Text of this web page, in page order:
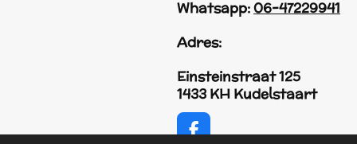
Whatsapp:06-47229941
Adres:
Einsteinstraat 125
1433 KH Kudelstaart
F